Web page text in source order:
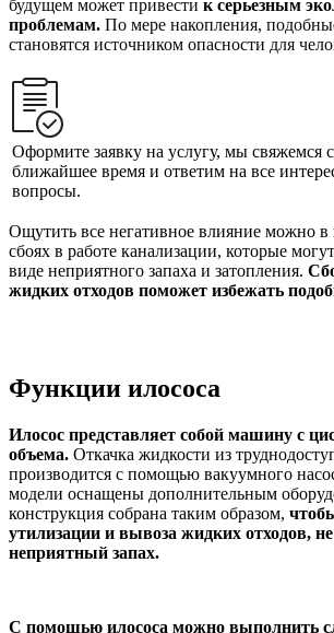
будущем может привести к серьезным
проблемам. По мере накопления,
становятся источником опасности для
Оформите заявку на услугу, мы свяжемся
ближайшее время и ответим на все
вопросы.
Ощутить все негативное влияние можно
сбоях в работе канализации, которые
виде неприятного запаха и затопления.
жидких отходов поможет избежать
Функции илососа
Илосос представляет собой машину с
объема. Откачка жидкости из
производится с помощью вакуумного
модели оснащены дополнительным
конструкция собрана таким образом,
утилизации и вывоза жидких отходов,
неприятный запах.
С помощью илососа можно выполнить